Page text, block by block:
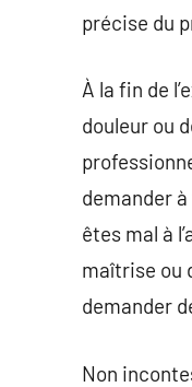
précise du
À la fin de
douleur ou
demander
êtes mal à
maîtrise ou
demander
Non